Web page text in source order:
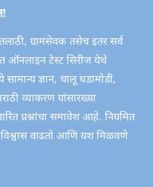
ग्रामसेवक तसेच इतर सर्व
ऑनलाइन टेस्ट सिरीज येथे
ज्ञान, चालू घडामोडी,
व्याकरण यांसारख्या
प्रश्नांचा समावेश आहे. नियमित
वाढतो आणि यश मिळवणे